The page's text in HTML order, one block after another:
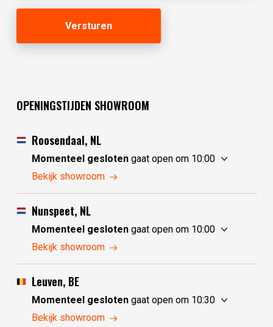
OPENINGSTIJDEN SHOWROOM
Roosendaal, NL
Momenteel geslotengaat open om 10:00
donderdag
vrijdag
10:00 - 17:30
zaterdag
zondag
10:00 - 17:30
maandag
Bekijk showroom
Nunspeet, NL
Momenteel geslotengaat open om 10:00
donderdag
vrijdag
10:00 - 17:30
zaterdag
zondag
gesloten
maandag
Bekijk showroom
Leuven, BE
Momenteel geslotengaat open om 10:30
donderdag
Bekijk showroom